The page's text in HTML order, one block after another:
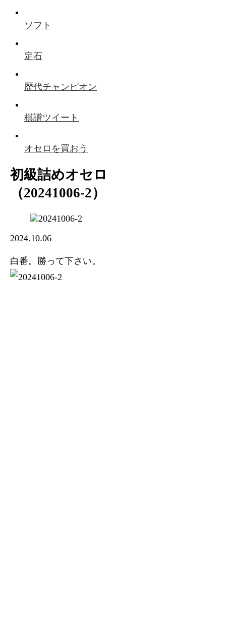
ソフト
定石
歴代チャンピオン
棋譜ツイート
オセロを買おう
初級詰めオセロ
（20241006-2）
2024.10.06
白番。勝って下さい。